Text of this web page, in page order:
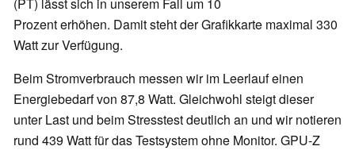
Prozent erhöhen. Damit steht der Grafikkarte maximal 330
Watt zur Verfügung.
Beim Stromverbrauch messen wir im Leerlauf einen
Energiebedarf von 87,8 Watt. Gleichwohl steigt dieser
unter Last und beim Stresstest deutlich an und wir notieren
rund 439 Watt für das Testsystem ohne Monitor. GPU-Z